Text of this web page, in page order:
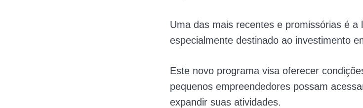
Uma das mais recentes e promissórias é a
especialmente destinado ao investimento
Este novo programa visa oferecer
pequenos empreendedores possam
expandir suas atividades.